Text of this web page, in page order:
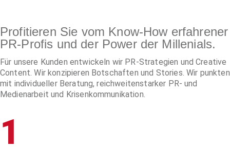
Profitieren Sie vom Know-How erfahrener
PR-Profis und der Power der Millenials.
Für unsere Kunden entwickeln wir PR-Strategien und Creative
Content. Wir konzipieren Botschaften und Stories. Wir punkten
mit individueller Beratung, reichweitenstarker PR- und
Medienarbeit und Krisenkommunikation.
1